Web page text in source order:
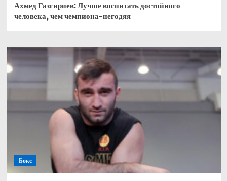
Ахмед Газгириев: Лучше воспитать достойного
человека, чем чемпиона-негодяя
Бокс